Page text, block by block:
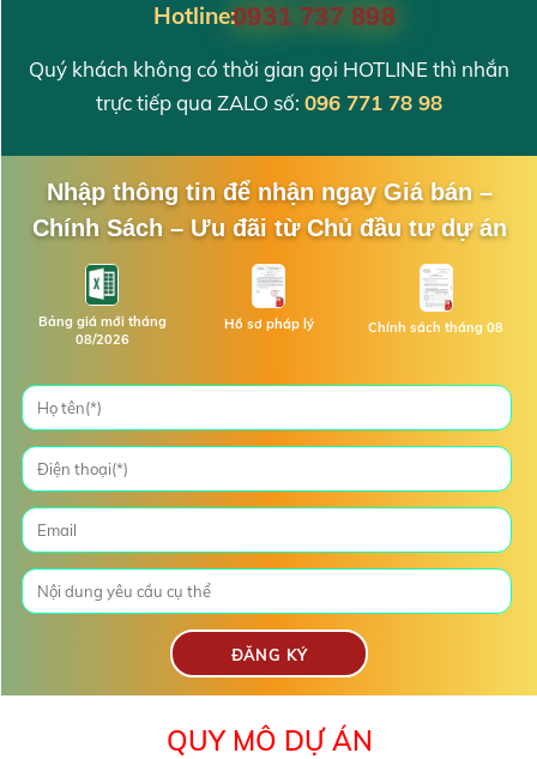
Hotline:0931 737 898
Quý khách không có thời gian gọi HOTLINE thì nhắn
trực tiếp qua ZALO số: 096 771 78 98
Nhập thông tin để nhận ngay Giá bán –
Chính Sách – Ưu đãi từ Chủ đầu tư dự án
Bảng giá mới tháng
08/2026
Hồ sơ pháp lý Chính sách tháng 08
QUY MÔ DỰ ÁN